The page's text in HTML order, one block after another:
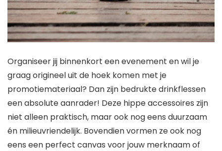
Organiseer jij binnenkort een evenement en wil je
graag origineel uit de hoek komen met je
promotiemateriaal? Dan zijn bedrukte drinkflessen
een absolute aanrader! Deze hippe accessoires zijn
niet alleen praktisch, maar ook nog eens duurzaam
én milieuvriendelijk. Bovendien vormen ze ook nog
eens een perfect canvas voor jouw merknaam of